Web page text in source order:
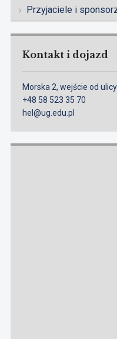
Przyjaciele i
Kontakt i dojazd
Morska 2, wejście od
+48 58 523 35 70
hel@ug.edu.pl